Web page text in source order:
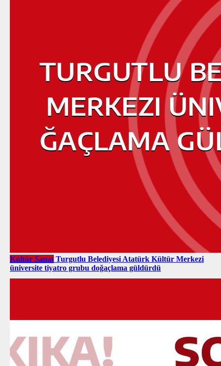
Kültür Sanat Turgutlu Belediyesi Atatürk Kültür Merkezi
üniversite tiyatro grubu doğaçlama güldürdü